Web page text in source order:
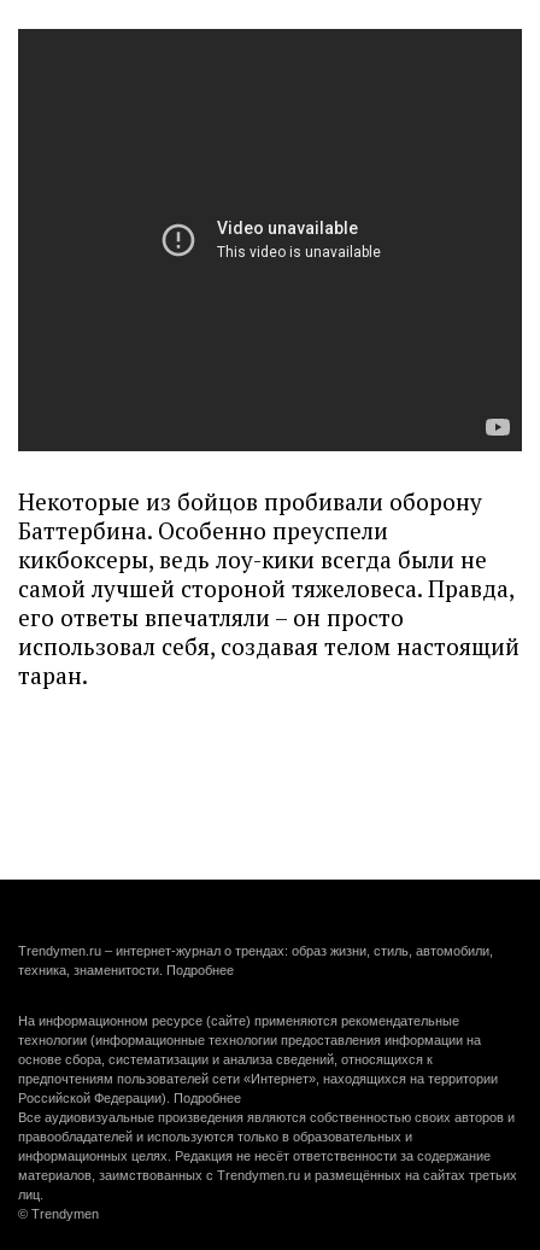
Некоторые из бойцов пробивали оборону
Баттербина. Особенно преуспели
кикбоксеры, ведь лоу-кики всегда были не
самой лучшей стороной тяжеловеса. Правда,
его ответы впечатляли – он просто
использовал себя, создавая телом настоящий
таран.
Trendymen.ru – интернет-журнал о трендах: образ жизни, стиль, автомобили,
техника, знаменитости. Подробнее
На информационном ресурсе (сайте) применяются рекомендательные
технологии (информационные технологии предоставления информации на
основе сбора, систематизации и анализа сведений, относящихся к
предпочтениям пользователей сети «Интернет», находящихся на территории
Российской Федерации). Подробнее
Все аудиовизуальные произведения являются собственностью своих авторов и
правообладателей и используются только в образовательных и
информационных целях. Редакция не несёт ответственности за содержание
материалов, заимствованных с Trendymen.ru и размещённых на сайтах третьих
лиц.
© Trendymen